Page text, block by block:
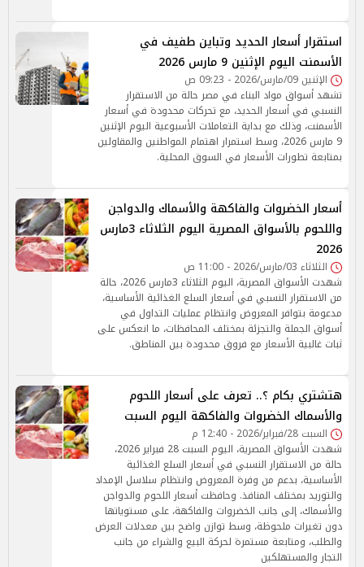
استقرار أسعار الحديد وتباين طفيف في
الأسمنت اليوم الإثنين 9 مارس 2026
الإثنين 09/مارس/2026 - 09:23 ص
تشهد أسواق مواد البناء في مصر حالة من الاستقرار
النسبي في أسعار الحديد، مع تحركات محدودة في أسعار
الأسمنت، وذلك مع بداية التعاملات الأسبوعية اليوم الإثنين
9 مارس 2026، وسط استمرار اهتمام المواطنين والمقاولين
بمتابعة تطورات الأسعار في السوق المحلية.
أسعار الخضروات والفاكهة والأسماك والدواجن
واللحوم بالأسواق المصرية اليوم الثلاثاء 3مارس
2026
الثلاثاء 03/مارس/2026 - 11:00 ص
شهدت الأسواق المصرية، اليوم الثلاثاء 3مارس 2026، حالة
من الاستقرار النسبي في أسعار السلع الغذائية الأساسية،
مدعومة بتوافر المعروض وانتظام عمليات التداول في
أسواق الجملة والتجزئة بمختلف المحافظات، ما انعكس على
ثبات غالبية الأسعار مع فروق محدودة بين المناطق.
هتشتري بكام ؟.. تعرف على أسعار اللحوم
والأسماك الخضروات والفاكهة اليوم السبت
السبت 28/فبراير/2026 - 12:40 م
شهدت الأسواق المصرية، اليوم السبت 28 فبراير 2026،
حالة من الاستقرار النسبي في أسعار السلع الغذائية
الأساسية، بدعم من وفرة المعروض وانتظام سلاسل الإمداد
والتوريد بمختلف المنافذ. وحافظت أسعار اللحوم والدواجن
والأسماك، إلى جانب الخضروات والفاكهة، على مستوياتها
دون تغيرات ملحوظة، وسط توازن واضح بين معدلات العرض
والطلب، ومتابعة مستمرة لحركة البيع والشراء من جانب
التجار والمستهلكين